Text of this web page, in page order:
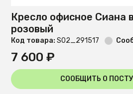
Кресло офисное Сиана
розовый
Код товара: S02_291517
7 600 ₽
СООБЩИТЬ О